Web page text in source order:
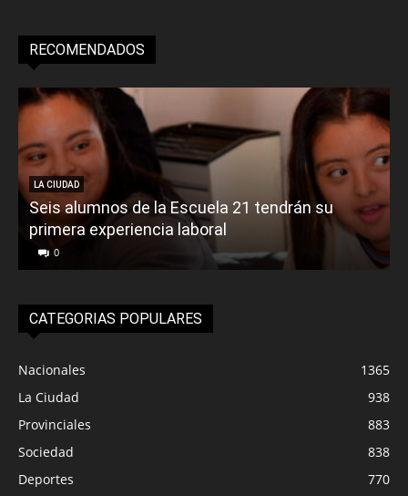
RECOMENDADOS
LA CIUDAD
Seis alumnos de la Escuela 21 tendrán su
primera experiencia laboral
0
CATEGORIAS POPULARES
Nacionales
1365
La Ciudad
938
Provinciales
883
Sociedad
838
Deportes
770